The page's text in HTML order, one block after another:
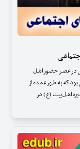
در عصر حضور اهل‌
که به طور عمده از
اهل‌بیت (ع) در